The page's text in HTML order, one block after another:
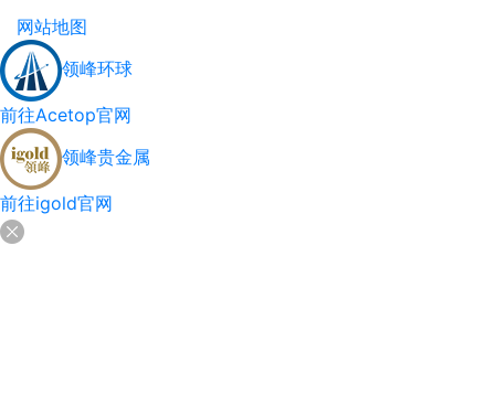
网站地图
领峰环球
前往Acetop官网
领峰贵金属
前往igold官网